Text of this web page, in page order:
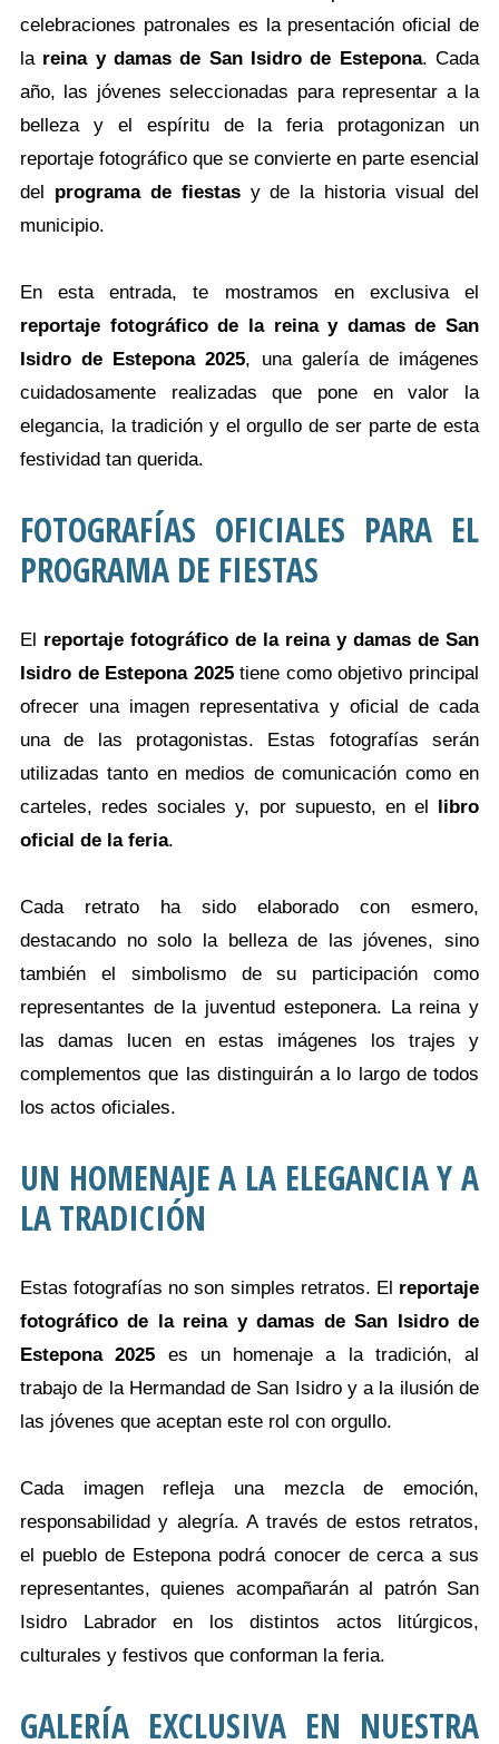
celebraciones patronales es la presentación oficial de
la reina y damas de San Isidro de Estepona. Cada
año, las jóvenes seleccionadas para representar a la
belleza y el espíritu de la feria protagonizan un
reportaje fotográfico que se convierte en parte esencial
del programa de fiestasy de la historia visual del
municipio.
En esta entrada, te mostramos en exclusiva el
reportaje fotográfico de la reina y damas de San
Isidro de Estepona 2025, una galería de imágenes
cuidadosamente realizadas que pone en valor la
elegancia, la tradición y el orgullo de ser parte de esta
festividad tan querida.
FOTOGRAFÍAS OFICIALES PARA EL
PROGRAMA DE FIESTAS
El reportaje fotográfico de la reina y damas de San
Isidro de Estepona 2025tiene como objetivo principal
ofrecer una imagen representativa y oficial de cada
una de las protagonistas. Estas fotografías serán
utilizadas tanto en medios de comunicación como en
carteles, redes sociales y, por supuesto, en el libro
oficial de la feria.
Cada retrato ha sido elaborado con esmero,
destacando no solo la belleza de las jóvenes, sino
también el simbolismo de su participación como
representantes de la juventud esteponera. La reina y
las damas lucen en estas imágenes los trajes y
complementos que las distinguirán a lo largo de todos
los actos oficiales.
UN HOMENAJE A LA ELEGANCIA Y A
LA TRADICIÓN
Estas fotografías no son simples retratos. El reportaje
fotográfico de la reina y damas de San Isidro de
Estepona 2025 es un homenaje a la tradición, al
trabajo de la Hermandad de San Isidro y a la ilusión de
las jóvenes que aceptan este rol con orgullo.
Cada imagen refleja una mezcla de emoción,
responsabilidad y alegría. A través de estos retratos,
el pueblo de Estepona podrá conocer de cerca a sus
representantes, quienes acompañarán al patrón San
Isidro Labrador en los distintos actos litúrgicos,
culturales y festivos que conforman la feria.
GALERÍA EXCLUSIVA EN NUESTRA